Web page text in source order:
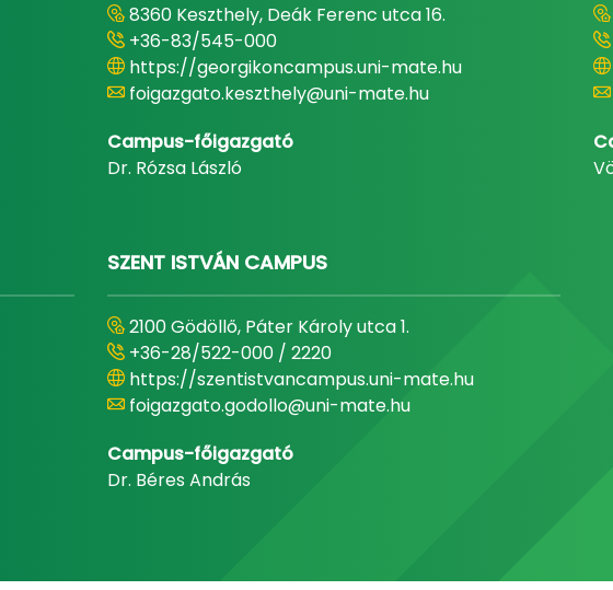
8360 Keszthely, Deák Ferenc utca 16.
+36-83/545-000
https://georgikoncampus.uni-mate.hu
foigazgato.keszthely@uni-mate.hu
Campus-főigazgató
Dr. Rózsa László
SZENT ISTVÁN CAMPUS
2100 Gödöllő, Páter Károly utca 1.
+36-28/522-000 / 2220
https://szentistvancampus.uni-mate.hu
foigazgato.godollo@uni-mate.hu
Campus-főigazgató
Dr. Béres András